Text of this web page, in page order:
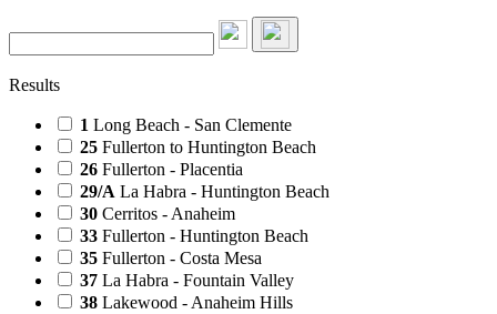
Results
1 Long Beach - San Clemente
25 Fullerton to Huntington Beach
26 Fullerton - Placentia
29/A La Habra - Huntington Beach
30 Cerritos - Anaheim
33 Fullerton - Huntington Beach
35 Fullerton - Costa Mesa
37 La Habra - Fountain Valley
38 Lakewood - Anaheim Hills